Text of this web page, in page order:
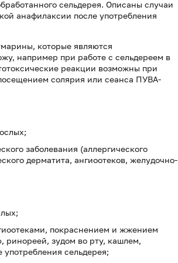
сельдерея. Описаны случаи
анафилаксии после употребления
которые являются
например при работе с сельдереем в
реакции возможны при
солярия или сеанса ПУВА-
заболевания (аллергического
дерматита, ангиоотеков, желудочно-
покраснением и жжением
ринореей, зудом во рту, кашлем,
сельдерея;